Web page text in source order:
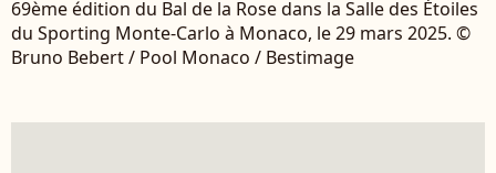
69ème édition du Bal de la Rose dans la Salle des Étoiles
du Sporting Monte-Carlo à Monaco, le 29 mars 2025. ©
Bruno Bebert / Pool Monaco / Bestimage